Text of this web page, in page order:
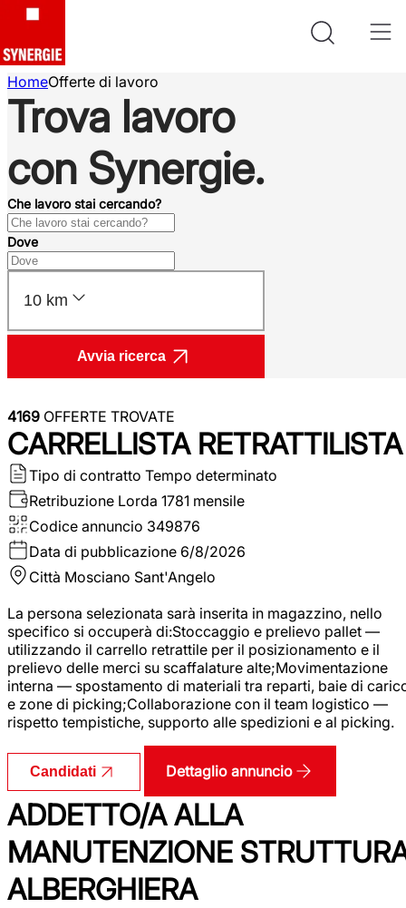
HomeOfferte di lavoro
Trova lavoro
con Synergie.
Che lavoro stai cercando?
Dove
10 km
Avvia ricerca
4169 OFFERTE TROVATE
CARRELLISTA RETRATTILISTA
Tipo di contratto Tempo determinato
Retribuzione Lorda 1781 mensile
Codice annuncio 349876
Data di pubblicazione 6/8/2026
Città Mosciano Sant'Angelo
La persona selezionata sarà inserita in magazzino, nello
specifico si occuperà di:Stoccaggio e prelievo pallet —
utilizzando il carrello retrattile per il posizionamento e il
prelievo delle merci su scaffalature alte;Movimentazione
interna — spostamento di materiali tra reparti, baie di
e zone di picking;Collaborazione con il team logistico —
rispetto tempistiche, supporto alle spedizioni e al picking.
Candidati Dettaglio annuncio
ADDETTO/A ALLA
MANUTENZIONE
ALBERGHIERA